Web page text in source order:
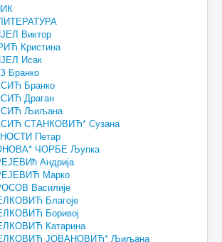
Виктор
Кристина
Исак
Бранко
Бранко
Драган
Љиљана
СТАНКОВИЋ* Сузана
Петар
ЧОРБЕ Љупка
Андрија
Марко
Василије
Благоје
Боривој
Катарина
ЈОВАНОВИЋ* Љиљана